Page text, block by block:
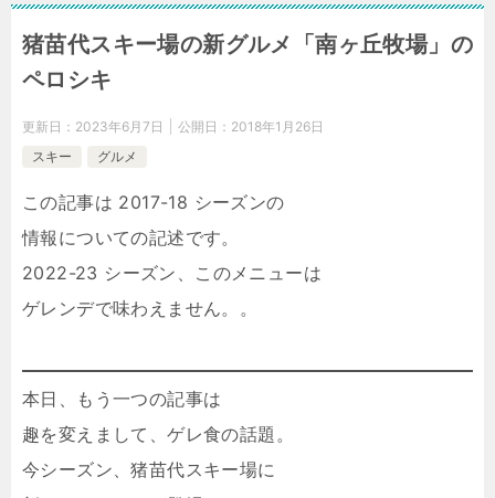
猪苗代スキー場の新グルメ「南ヶ丘牧場」の
ペロシキ
更新日： 2023年6月7日 公開日： 2018年1月26日
スキー
グルメ
この記事は 2017-18 シーズンの
情報についての記述です。
2022-23 シーズン、このメニューは
ゲレンデで味わえません。。
本日、もう一つの記事は
趣を変えまして、ゲレ食の話題。
今シーズン、猪苗代スキー場に